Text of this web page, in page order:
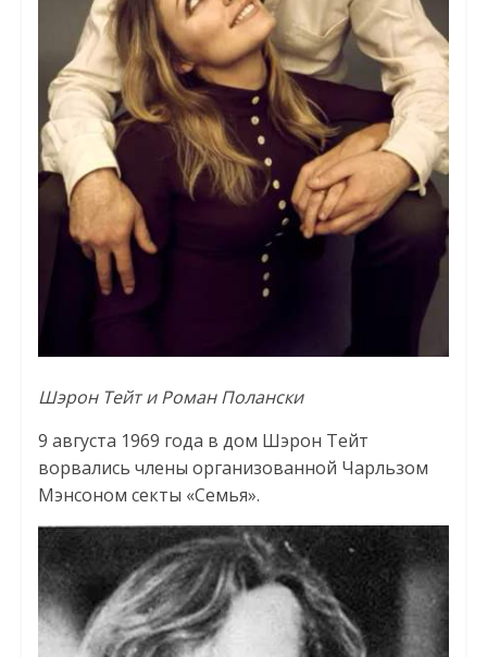
Шэрон Тейт и Роман Полански
9 августа 1969 года в дом Шэрон Тейт
ворвались члены организованной Чарльзом
Мэнсоном секты «Семья».